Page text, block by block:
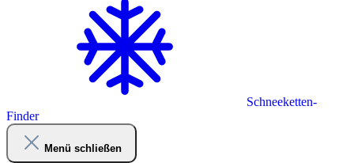
Schneeketten-
Finder
Menü schließen